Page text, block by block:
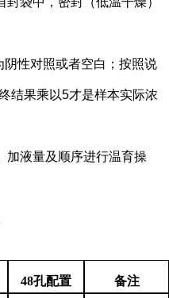
性对照或者空白；按照说
结果乘以5才是样本实际浓
加液量及顺序进行温育操
48孔配置 备注